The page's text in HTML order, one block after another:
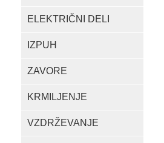
ELEKTRIČNI DELI
IZPUH
ZAVORE
KRMILJENJE
VZDRŽEVANJE